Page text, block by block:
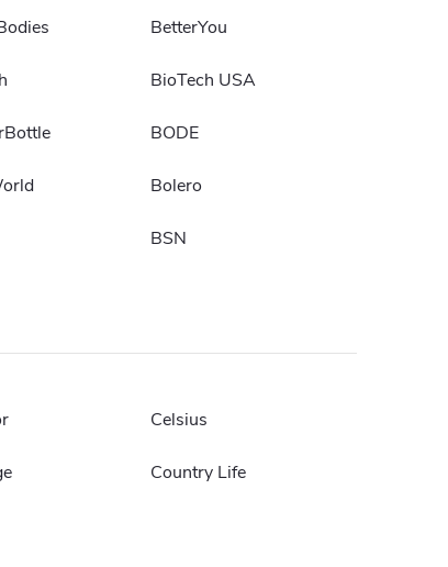
BetterYou
BioTech USA
BODE
Bolero
BSN
Celsius
Country Life